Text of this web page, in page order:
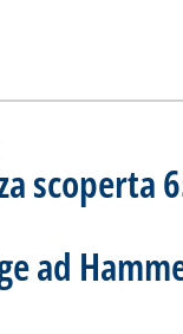
scoperta
ad